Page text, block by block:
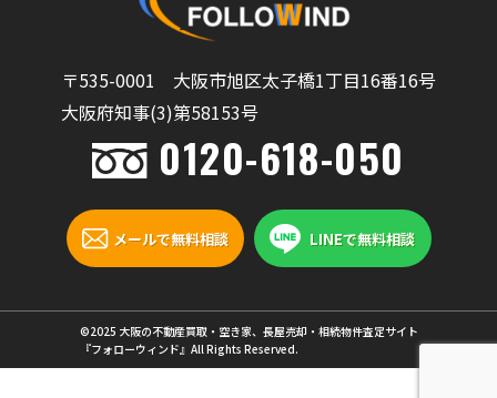
〒535-0001 大阪市旭区太子橋1丁目16番16号
大阪府知事(3)第58153号
0120-618-050
メールで無料相談 LINEで無料相談
©2025 大阪の不動産買取・空き家、長屋売却・相続物件査定サイト
『フォローウィンド』All Rights Reserved.